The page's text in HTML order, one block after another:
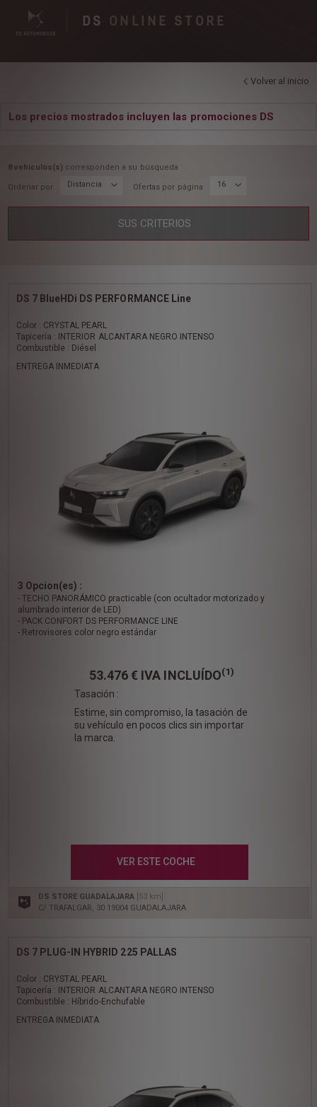
DS ONLINE STORE
Volver al inicio
Los precios mostrados incluyen las promociones DS
8 vehiculos(s) corresponden a su búsqueda
Ordenar por Distancia Ofertas por página 16
SUS CRITERIOS
DS 7 BlueHDi DS PERFORMANCE Line
Color : CRYSTAL PEARL
Tapicería : INTERIOR ALCANTARA NEGRO INTENSO
Combustible : Diésel
ENTREGA INMEDIATA
3 Opcion(es) :
- TECHO PANORÁMICO practicable (con ocultador motorizado y
alumbrado interior de LED)
- PACK CONFORT DS PERFORMANCE LINE
- Retrovisores color negro estándar
53.476 € IVA INCLUÍDO(1)
Tasación :
Estime, sin compromiso, la tasación de
su vehículo en pocos clics sin importar
la marca.
VER ESTE COCHE
DS STORE GUADALAJARA [53 km]
C/ TRAFALGAR, 30 19004 GUADALAJARA
DS 7 PLUG-IN HYBRID 225 PALLAS
Color : CRYSTAL PEARL
Tapicería : INTERIOR ALCANTARA NEGRO INTENSO
Combustible : Híbrido-Enchufable
ENTREGA INMEDIATA